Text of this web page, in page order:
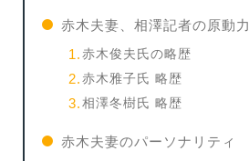
赤木夫妻、相澤記者の原動力
赤木俊夫氏の略歴
赤木雅子氏 略歴
相澤冬樹氏 略歴
赤木夫妻のパーソナリティ